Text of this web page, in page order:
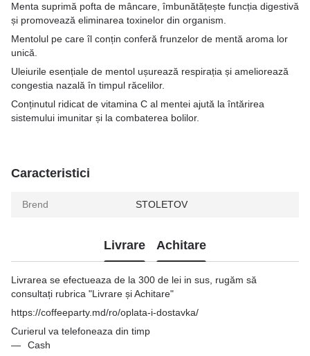
Menta suprimă pofta de mâncare, îmbunătățește funcția digestivă
și promovează eliminarea toxinelor din organism.
Mentolul pe care îl conțin conferă frunzelor de mentă aroma lor
unică.
Uleiurile esențiale de mentol ușurează respirația și ameliorează
congestia nazală în timpul răcelilor.
Conținutul ridicat de vitamina C al mentei ajută la întărirea
sistemului imunitar și la combaterea bolilor.
Caracteristici
Brend STOLETOV
Livrare Achitare
Livrarea se efectueaza de la 300 de lei in sus, rugăm să
consultați rubrica "Livrare și Achitare"
https://coffeeparty.md/ro/oplata-i-dostavka/
Curierul va telefoneaza din timp
Cash